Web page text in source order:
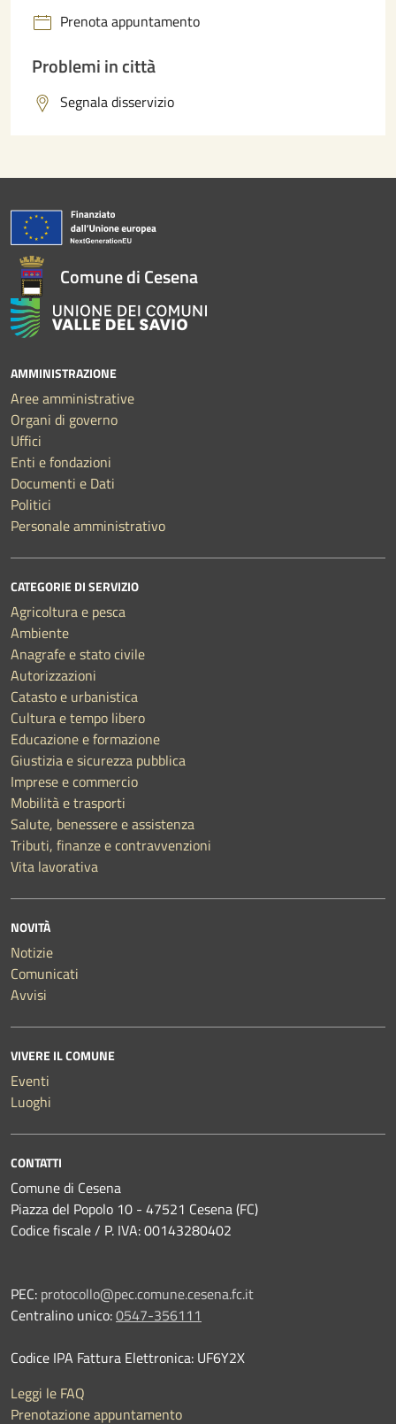
Prenota appuntamento
Problemi in città
Segnala disservizio
Comune di Cesena
AMMINISTRAZIONE
Aree amministrative
Organi di governo
Uffici
Enti e fondazioni
Documenti e Dati
Politici
Personale amministrativo
CATEGORIE DI SERVIZIO
Agricoltura e pesca
Ambiente
Anagrafe e stato civile
Autorizzazioni
Catasto e urbanistica
Cultura e tempo libero
Educazione e formazione
Giustizia e sicurezza pubblica
Imprese e commercio
Mobilità e trasporti
Salute, benessere e assistenza
Tributi, finanze e contravvenzioni
Vita lavorativa
NOVITÀ
Notizie
Comunicati
Avvisi
VIVERE IL COMUNE
Eventi
Luoghi
CONTATTI
Comune di Cesena
Piazza del Popolo 10 - 47521 Cesena (FC)
Codice fiscale / P. IVA: 00143280402
PEC: protocollo@pec.comune.cesena.fc.it
Centralino unico:0547-356111
Codice IPA Fattura Elettronica: UF6Y2X
Leggi le FAQ
Prenotazione appuntamento